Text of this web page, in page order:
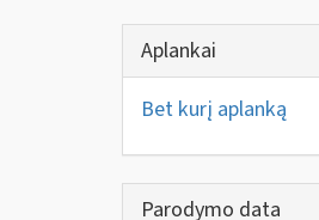
Aplankai
Bet kurį aplanką
Parodymo data